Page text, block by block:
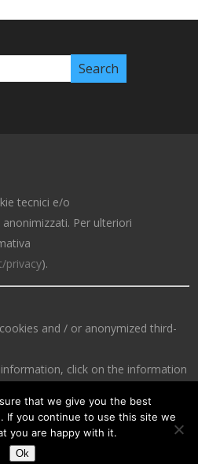
tecnici e/o
Per ulteriori
privacy).
and / or anonymized third-
click on the information
that we give you the best
If you continue to use this site we
you are happy with it.
Ok